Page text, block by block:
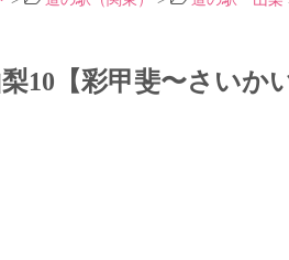
山梨
10【彩甲斐〜さいかい